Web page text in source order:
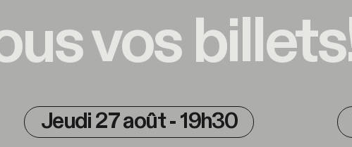
vos
Jeudi 27 août - 19h30